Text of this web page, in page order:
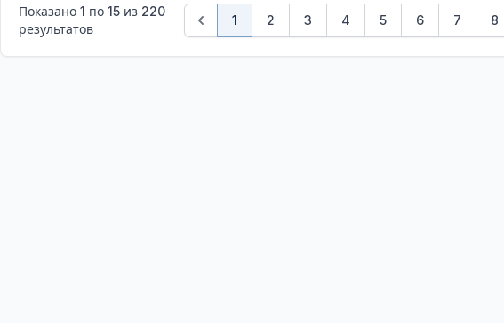
Показано 1 по 15 из 220
результатов
1 2 3 4 5 6 7 8